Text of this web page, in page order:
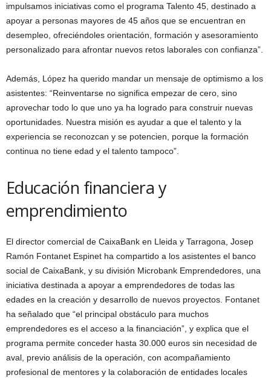
impulsamos iniciativas como el programa Talento 45, destinado a
apoyar a personas mayores de 45 años que se encuentran en
desempleo, ofreciéndoles orientación, formación y asesoramiento
personalizado para afrontar nuevos retos laborales con confianza”.
Además, López ha querido mandar un mensaje de optimismo a los
asistentes: “Reinventarse no significa empezar de cero, sino
aprovechar todo lo que uno ya ha logrado para construir nuevas
oportunidades. Nuestra misión es ayudar a que el talento y la
experiencia se reconozcan y se potencien, porque la formación
continua no tiene edad y el talento tampoco”.
Educación financiera y
emprendimiento
El director comercial de CaixaBank en Lleida y Tarragona, Josep
Ramón Fontanet Espinet ha compartido a los asistentes el banco
social de CaixaBank, y su división Microbank Emprendedores, una
iniciativa destinada a apoyar a emprendedores de todas las
edades en la creación y desarrollo de nuevos proyectos. Fontanet
ha señalado que “el principal obstáculo para muchos
emprendedores es el acceso a la financiación”, y explica que el
programa permite conceder hasta 30.000 euros sin necesidad de
aval, previo análisis de la operación, con acompañamiento
profesional de mentores y la colaboración de entidades locales